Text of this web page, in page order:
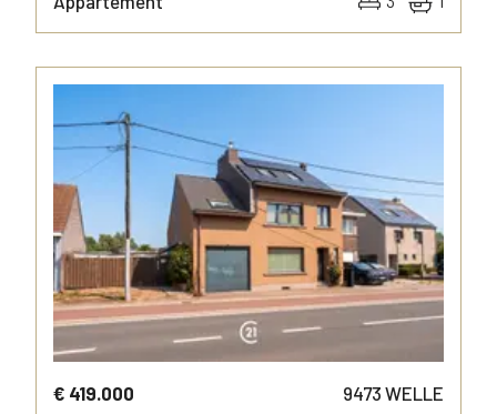
€ 419.000 9473 WELLE